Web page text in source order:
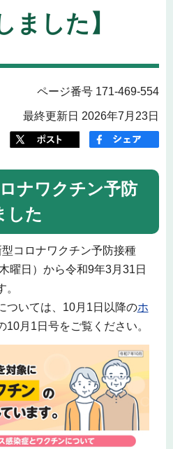
ました】
ページ番号 171-469-554
最終更新日 2026年7月23日
ナワクチン予防
した
コロナワクチン予防接種
曜日）から令和9年3月31日
ついては、10月1日以降のホ
10月1日号をご覧ください。